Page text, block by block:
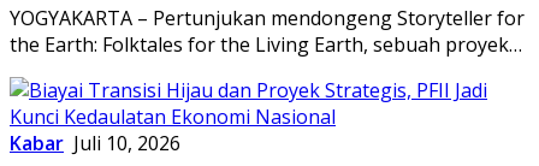
YOGYAKARTA – Pertunjukan mendongeng Storyteller for
the Earth: Folktales for the Living Earth, sebuah proyek…
Kabar Juli 10, 2026